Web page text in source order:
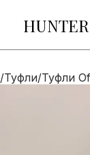
/Туфли/Туфли